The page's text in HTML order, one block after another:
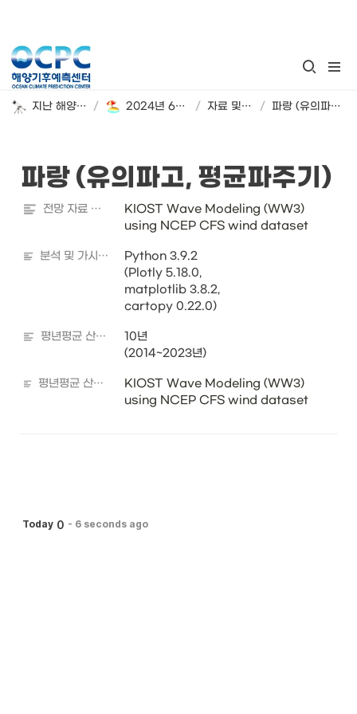
지난 해양기후 계절 전망 / 2024년 6월~8월 해양기후 시범 전망 / 자료 및 분석 정보 / 파랑 (유의파고, 평균파주기)
파랑 (유의파고, 평균파주기)
전망 자료 출처
KIOST Wave Modeling (WW3)
using NCEP CFS wind dataset
분석 및 가시화 도구
Python 3.9.2
(Plotly 5.18.0,
matplotlib 3.8.2,
cartopy 0.22.0)
평년평균 산출기간
10년
(2014~2023년)
평년평균 산출자료 출처
KIOST Wave Modeling (WW3)
using NCEP CFS wind dataset
Today 0 - 6 seconds ago